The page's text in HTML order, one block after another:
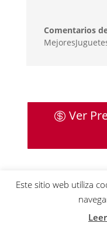
Comentarios
Ver
Juego
Este sitio web utiliza